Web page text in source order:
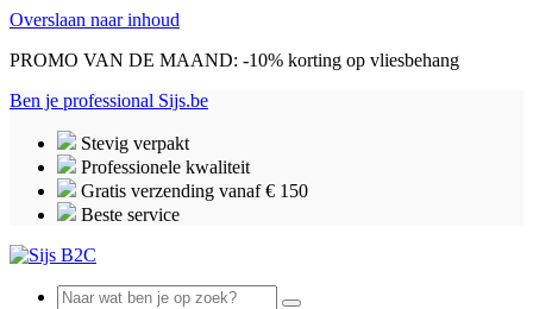
Overslaan naar inhoud
PROMO VAN DE MAAND: -10% korting op vliesbehang
Ben je professional Sijs.be
Stevig verpakt
Professionele kwaliteit
Gratis verzending vanaf € 150
Beste service